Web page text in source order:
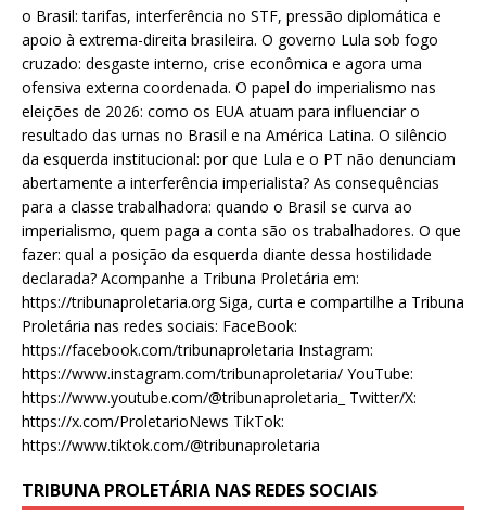
o Brasil: tarifas, interferência no STF, pressão diplomática e
apoio à extrema-direita brasileira. O governo Lula sob fogo
cruzado: desgaste interno, crise econômica e agora uma
ofensiva externa coordenada. O papel do imperialismo nas
eleições de 2026: como os EUA atuam para influenciar o
resultado das urnas no Brasil e na América Latina. O silêncio
da esquerda institucional: por que Lula e o PT não denunciam
abertamente a interferência imperialista? As consequências
para a classe trabalhadora: quando o Brasil se curva ao
imperialismo, quem paga a conta são os trabalhadores. O que
fazer: qual a posição da esquerda diante dessa hostilidade
declarada? Acompanhe a Tribuna Proletária em:
https://tribunaproletaria.org Siga, curta e compartilhe a Tribuna
Proletária nas redes sociais: FaceBook:
https://facebook.com/tribunaproletaria Instagram:
https://www.instagram.com/tribunaproletaria/ YouTube:
https://www.youtube.com/@tribunaproletaria_ Twitter/X:
https://x.com/ProletarioNews TikTok:
https://www.tiktok.com/@tribunaproletaria
TRIBUNA PROLETÁRIA NAS REDES SOCIAIS